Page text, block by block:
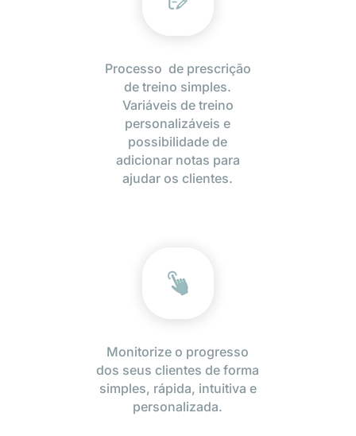
Processo de prescrição
de treino simples.
Variáveis de treino
personalizáveis e
possibilidade de
adicionar notas para
ajudar os clientes.
Monitorize o progresso
dos seus clientes de forma
simples, rápida, intuitiva e
personalizada.